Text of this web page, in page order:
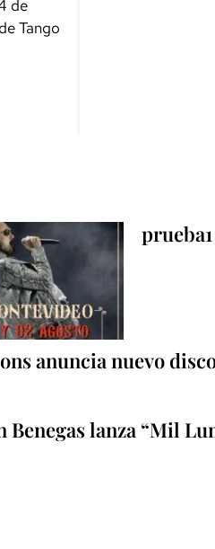
de
Tango
prueba1
anuncia nuevo
Benegas lanza “Mil